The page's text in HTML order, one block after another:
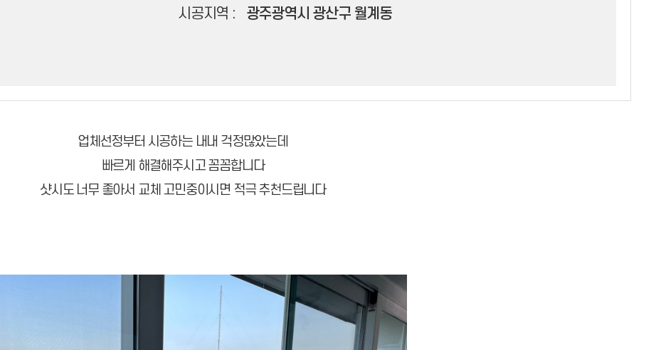
시공지역 : 광주광역시 광산구 월계동
업체선정부터 시공하는 내내 걱정많았는데
빠르게 해결해주시고 꼼꼼합니다
샷시도 너무 좋아서 교체 고민중이시면 적극 추천드립니다